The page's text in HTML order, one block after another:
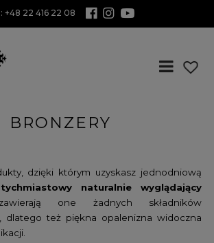
+48 22 416 22 08
BRONZERY
dzięki którym uzyskasz jednodniową
naturalnie wyglądający
one żadnych składników
dlatego też piękna opalenizna widoczna